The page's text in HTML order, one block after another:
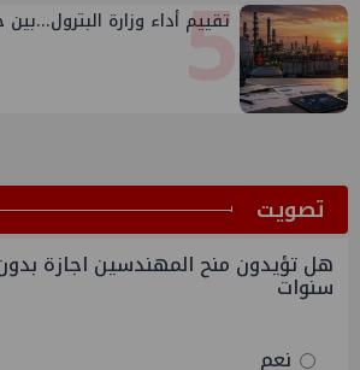
5
تقييم أداء وزارة
ﺗﺼﻮﻳﺖ
هل تؤيدون منح المهندسين اجازة
سنوات
نعم